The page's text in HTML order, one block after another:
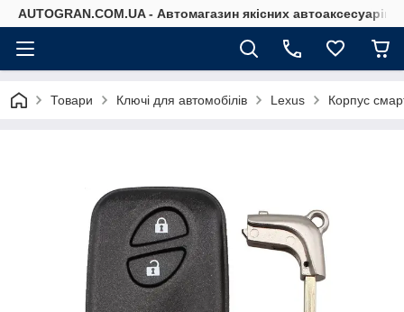
AUTOGRAN.COM.UA - Автомагазин якісних автоаксесуарів
Товари Ключі для автомобілів Lexus Корпус